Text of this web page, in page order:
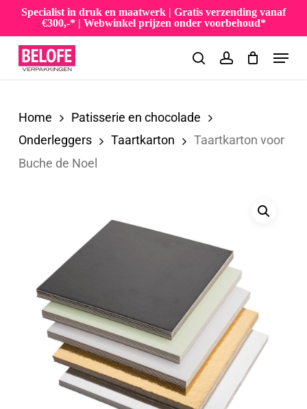
Skip
main
content
Specialist in druk en maatwerk | Gratis verzending vanaf
€300,-* | Webwinkel prijzen onder voorbehoud*
searchaccount
Menu
Home
Patisserie en chocolade
Onderleggers
Taartkarton
Taartkarton voor
Buche de Noel